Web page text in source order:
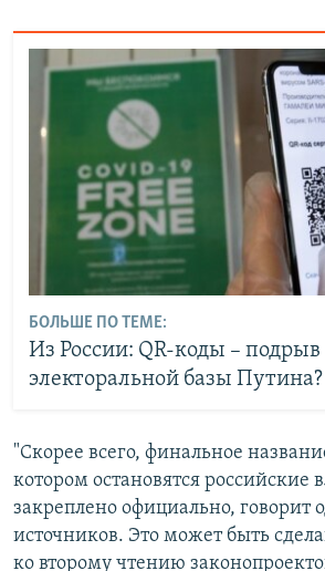
БОЛЬШЕ ПО ТЕМЕ:
Из России: QR-коды – подрыв
электоральной базы Путина?
"Скорее всего, финальное
котором остановятся российские
закреплено официально, говорит
источников. Это может быть
ко второму чтению